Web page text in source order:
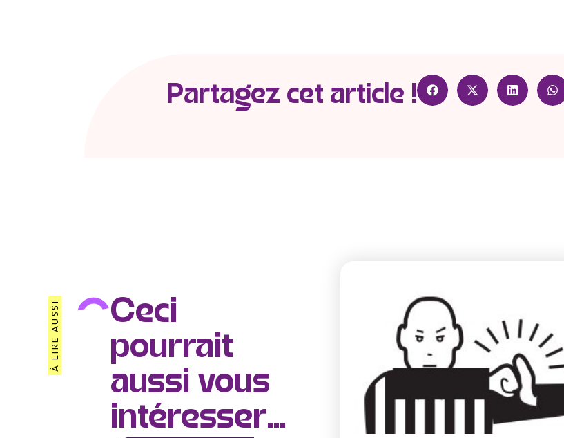
Partagez cet article !
À LIRE AUSSI
Ceci
pourrait
aussi vous
intéresser...